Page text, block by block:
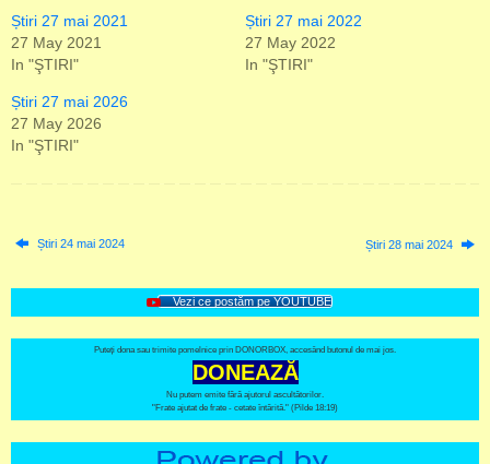
Știri 27 mai 2021
27 May 2021
In "ŞTIRI"
Știri 27 mai 2022
27 May 2022
In "ŞTIRI"
Știri 27 mai 2026
27 May 2026
In "ŞTIRI"
Știri 24 mai 2024 Știri 28 mai 2024
Vezi ce postăm pe YOUTUBE
Puteți dona sau trimite pomelnice prin DONORBOX, accesând butonul de mai jos.
DONEAZĂ
Nu putem emite fără ajutorul ascultătorilor.
"Frate ajutat de frate - cetate întărită." (Pilde 18:19)